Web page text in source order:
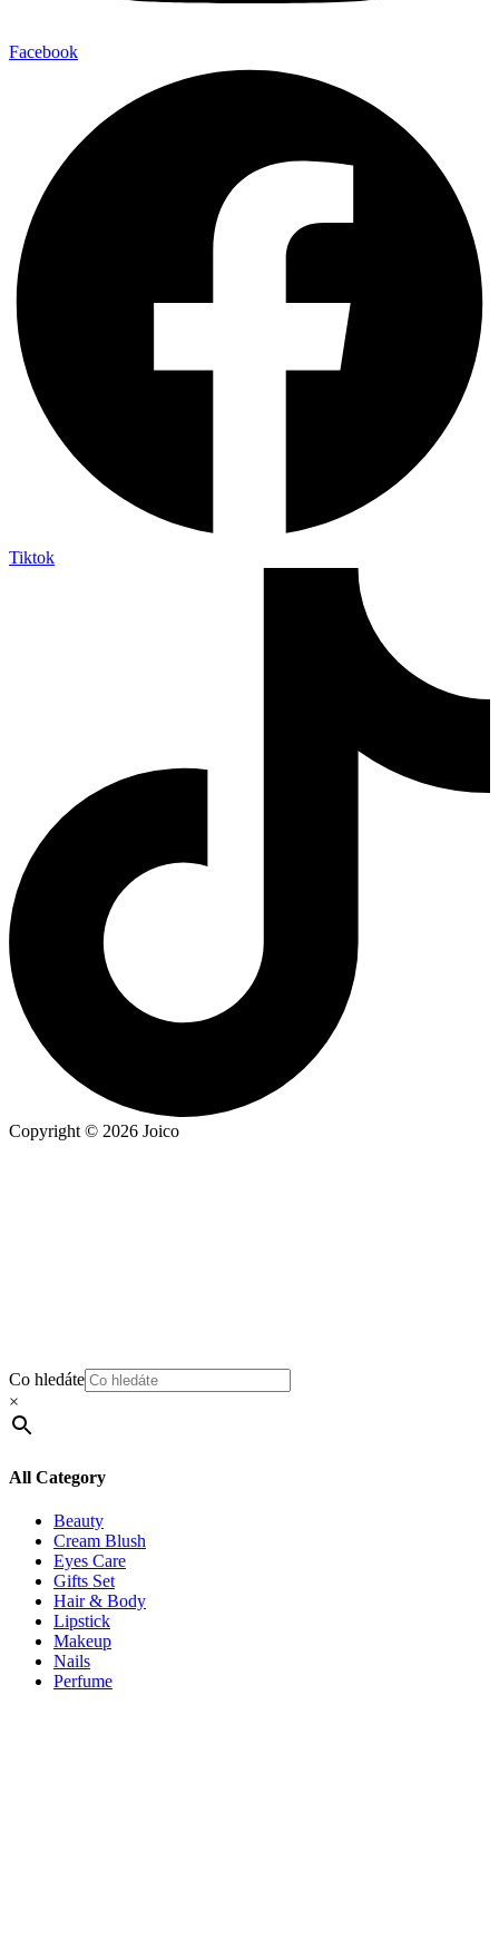
Facebook
Tiktok
Copyright © 2026 Joico
Co hledáte
×
All Category
Beauty
Cream Blush
Eyes Care
Gifts Set
Hair & Body
Lipstick
Makeup
Nails
Perfume